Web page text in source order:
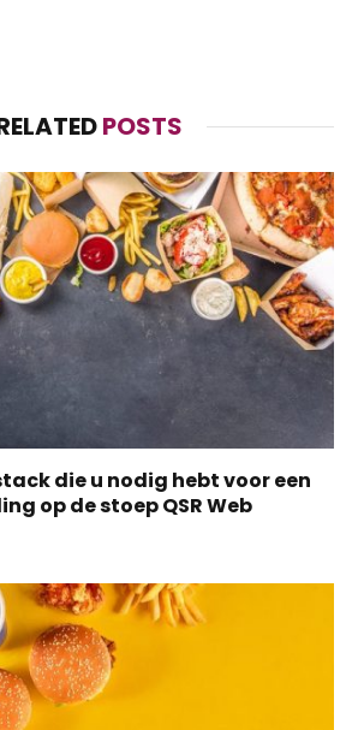
POSTS
die u nodig hebt voor een
op de stoep QSR Web